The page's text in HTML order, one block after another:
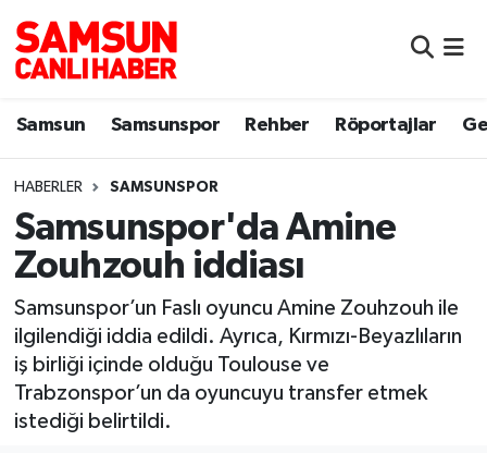
Samsun Samsunspor Rehber Röportajlar
HABERLER SAMSUNSPOR
Samsunspor'da Amine
Zouhzouh iddiası
Samsunspor’un Faslı oyuncu Amine Zouhzouh ile
ilgilendiği iddia edildi. Ayrıca, Kırmızı-Beyazlıların
iş birliği içinde olduğu Toulouse ve
Trabzonspor’un da oyuncuyu transfer etmek
istediği belirtildi.
Samsun
Sokak Röportajları
Genel
Dünya
Eğitim
Sağlık
Samsun Nöbetçi Eczaneler
Samsun Hava Durumu
Samsun Namaz Vakitleri
Samsun Trafik Yoğunluk Haritası
Süper Lig Puan Durumu ve Fikstür
Tüm Manşetler
Son Dakika Haberleri